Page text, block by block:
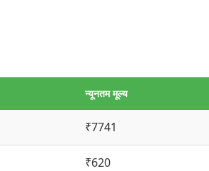
न्यूनतम मूल्य
₹7741
₹620